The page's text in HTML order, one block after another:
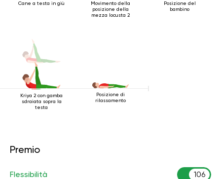
Cane a testa in giù
Movimento della
posizione della
mezza locusta 2
Posizione del
bambino
Kriya 2 con gamba
sdraiata sopra la
testa
Posizione di
rilassamento
Premio
Flessibilità 106